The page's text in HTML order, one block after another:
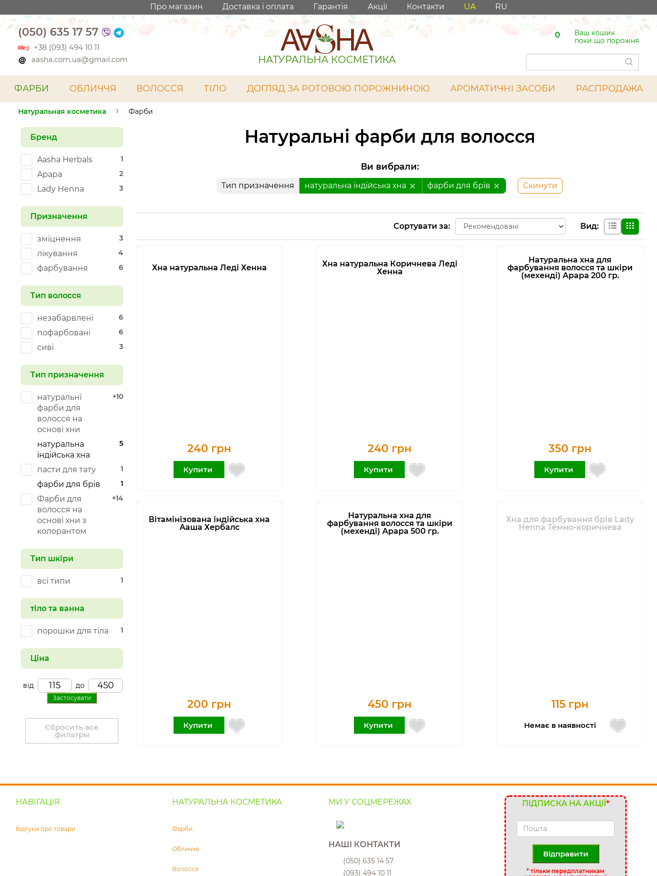
Про магазин Доставка і оплата Гарантія Акції Контакти UA RU
(050) 635 17 57
+38 (093) 494 10 11
aasha.com.ua@gmail.com
НАТУРАЛЬНА КОСМЕТИКА
0
Ваш кошик
поки що порожня
ФАРБИ ОБЛИЧЧЯ ВОЛОССЯ ТІЛО ДОГЛЯД ЗА РОТОВОЮ ПОРОЖНИНОЮ АРОМАТИЧНІ ЗАСОБИ РАСПРОДАЖА
Натуральная косметика Фарби
Натуральні фарби для волосся
Ви вибрали:
Тип призначення натуральна індійська хна фарби для брів Скинути
Сортувати за: Вид:
Хна натуральна Леді Хенна
240 грн
Купити
Хна натуральна Коричнева Леді
Хенна
240 грн
Купити
Натуральна хна для
фарбування волосся та шкіри
(мехенді) Apapa 200 гр.
350 грн
Купити
Вітамінізована індійська хна
Ааша Хербалс
200 грн
Купити
Натуральна хна для
фарбування волосся та шкіри
(мехенді) Apapa 500 гр.
450 грн
Купити
Хна для фарбування брів Lady
Henna Темно-коричнева
115 грн
Немає в наявності
Бренд
1
Aasha Herbals
2
Apapa
3
Lady Henna
Призначення
3
зміцнення
4
лікування
6
фарбування
Тип волосся
6
незабарвлені
6
пофарбовані
3
сиві
Тип призначення
+10
натуральні
фарби для
волосся на
основі хни
5
натуральна
індійська хна
1
пасти для тату
1
фарби для брів
+14
Фарби для
волосся на
основі хни з
колорантом
Тип шкіри
1
всі типи
тіло та ванна
1
порошки для тіла
Ціна
від до
Застосувати
Сбросить все
фильтры
НАВІГАЦІЯ
Відгуки про товари
НАТУРАЛЬНА КОСМЕТИКА
Фарби
Обличчя
Волосся
МИ У СОЦМЕРЕЖАХ
НАШІ КОНТАКТИ
(050) 635 14 57
(093) 494 10 11
ПІДПИСКА НА АКЦІЇ *
Відправити
* тільки передплатникам